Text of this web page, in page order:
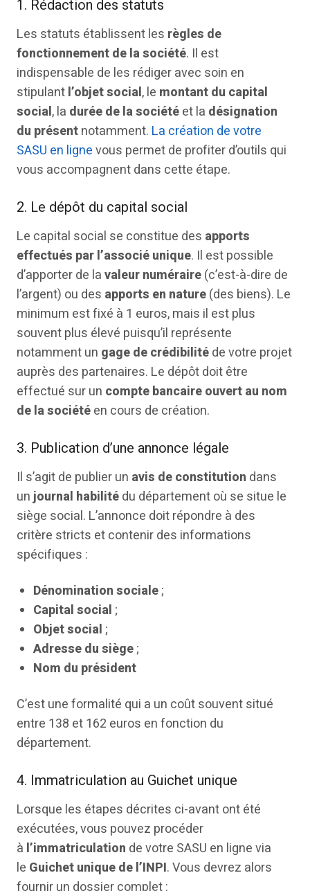
1. Rédaction des statuts
Les statuts établissent les règles de
fonctionnement de la société. Il est
indispensable de les rédiger avec soin en
stipulantl’objet social, le montant du capital
social, la durée de la sociétéet la désignation
du présentnotamment. La création de votre
SASU en lignevous permet de profiter d’outils qui
vous accompagnent dans cette étape.
2. Le dépôt du capital social
Le capital social se constitue des apports
effectués par l’associé unique. Il est possible
d’apporter de lavaleur numéraire(c’est-à-dire de
l’argent) ou des apports en nature(des biens). Le
minimum est fixé à 1 euros, mais il est plus
souvent plus élevé puisqu’il représente
notamment un gage de crédibilitéde votre projet
auprès des partenaires. Le dépôt doit être
effectué sur un compte bancaire ouvert au nom
de la sociétéen cours de création.
3. Publication d’une annonce légale
Il s’agit de publier un avis de constitution dans
unjournal habilitédu département où se situe le
siège social. L’annonce doit répondre à des
critère stricts et contenir des informations
spécifiques :
Dénomination sociale;
Capital social;
Objet social;
Adresse du siège;
Nom du président
C’est une formalité qui a un coût souvent situé
entre 138 et 162 euros en fonction du
département.
4. Immatriculation au Guichet unique
Lorsque les étapes décrites ci-avant ont été
exécutées, vous pouvez procéder
à l’immatriculation de votre SASU en ligne via
le Guichet unique de l’INPI. Vous devrez alors
fournir un dossier complet :